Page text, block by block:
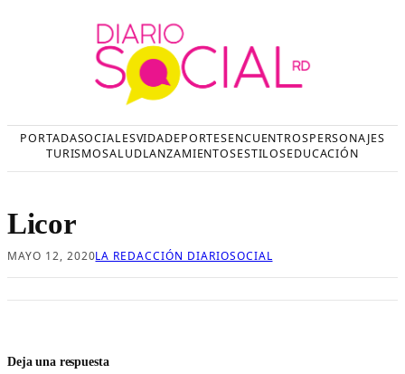
PORTADASOCIALESVIDADEPORTESENCUENTROSPERSONAJES
TURISMOSALUDLANZAMIENTOSESTILOSEDUCACIÓN
Licor
MAYO 12, 2020LA REDACCIÓN DIARIOSOCIAL
Deja una respuesta